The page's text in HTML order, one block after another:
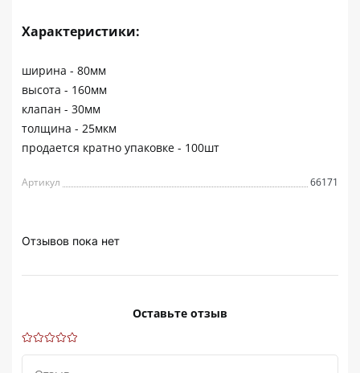
Характеристики:
ширина - 80мм
высота - 160мм
клапан - 30мм
толщина - 25мкм
продается кратно упаковке - 100шт
Артикул 66171
Отзывов пока нет
Оставьте отзыв